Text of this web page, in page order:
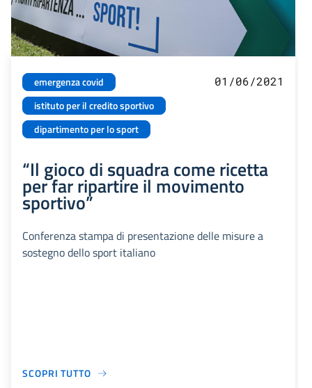
emergenza covid
istituto per il credito sportivo
dipartimento per lo sport
01/06/2021
“Il gioco di squadra come ricetta
per far ripartire il movimento
sportivo”
Conferenza stampa di presentazione delle misure a
sostegno dello sport italiano
SCOPRI TUTTO